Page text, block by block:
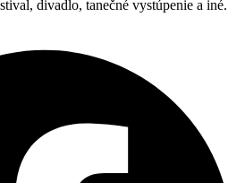
divadlo, tanečné vystúpenie a iné.